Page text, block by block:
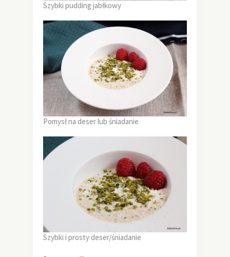
Szybki pudding jabłkowy
Pomysł na deser lub śniadanie
Szybki i prosty deser/śniadanie